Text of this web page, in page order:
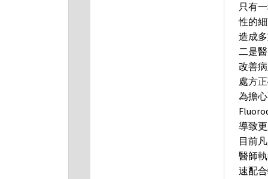
只有
性的
造成
二是
改善
處方
為擔
導致
目前
醫師
速配